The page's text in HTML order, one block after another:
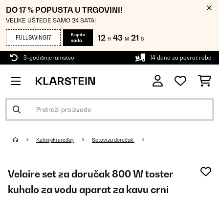
DO 17 % POPUSTA U TRGOVINI!
VELIKE UŠTEDE SAMO 24 SATA!
FULLSWING17
Kupite
sada
12 H 43 M 21 S
3-godišnje jamstvo 14 dana za povrat robe
Kuhinjski uređaji Setovi za doručak
Velaire set za doručak 800 W toster
kuhalo za vodu aparat za kavu crni